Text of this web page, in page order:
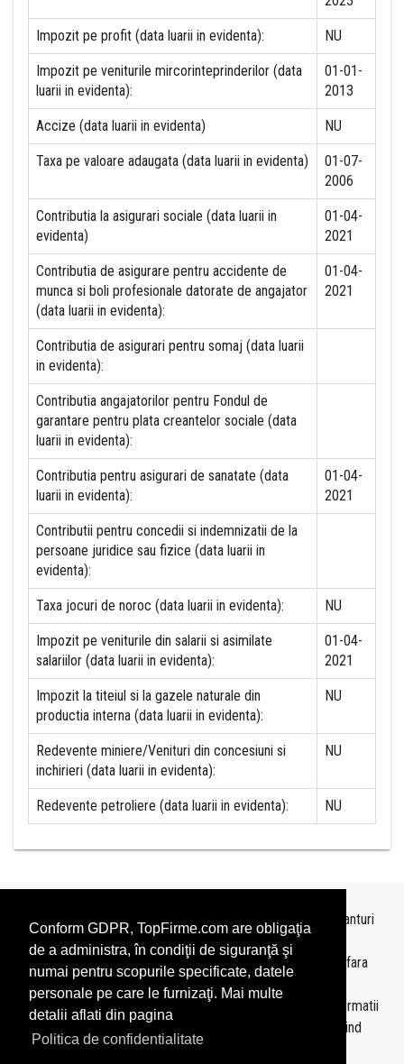
Conform GDPR, TopFirme.com are obligaţia
de a administra, în condiţii de siguranţă şi
numai pentru scopurile specificate, datele
personale pe care le furnizaţi. Mai multe
detalii aflati din pagina
Politica de confidentialitate
Impozit pe profit (data luarii in evidenta): NU
Impozit pe veniturile mircorinteprinderilor (data
luarii in evidenta):
01-01-
2013
Accize (data luarii in evidenta) NU
Taxa pe valoare adaugata (data luarii in evidenta)
01-07-
2006
Contributia la asigurari sociale (data luarii in
evidenta)
01-04-
2021
Contributia de asigurare pentru accidente de
munca si boli profesionale datorate de angajator
(data luarii in evidenta):
01-04-
2021
Contributia de asigurari pentru somaj (data luarii
in evidenta):
Contributia angajatorilor pentru Fondul de
garantare pentru plata creantelor sociale (data
luarii in evidenta):
Contributia pentru asigurari de sanatate (data
luarii in evidenta):
01-04-
2021
Contributii pentru concedii si indemnizatii de la
persoane juridice sau fizice (data luarii in
evidenta):
Taxa jocuri de noroc (data luarii in evidenta): NU
Impozit pe veniturile din salarii si asimilate
salariilor (data luarii in evidenta):
01-04-
2021
Impozit la titeiul si la gazele naturale din
productia interna (data luarii in evidenta):
NU
Redevente miniere/Venituri din concesiuni si
inchirieri (data luarii in evidenta):
NU
Redevente petroliere (data luarii in evidenta): NU
Topurile sunt realizate deTopFirme
pe baza ultimelor bilanturi
depuse si au scop informativ.
Este interzisa folosirea topurilor fara acordul TopFirme si fara
precizarea sursei.
Daca doriti sa achizitionati
topuri personalizate
sau informatii
despre agentii economici va rugam sa ne contactati folosind
sectiunea Contact